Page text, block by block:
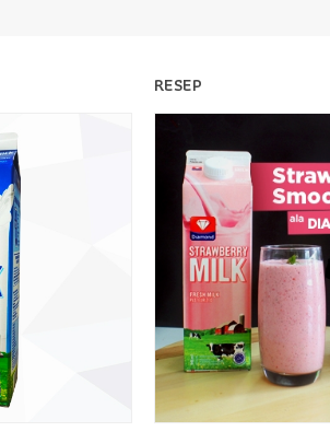
RESEP